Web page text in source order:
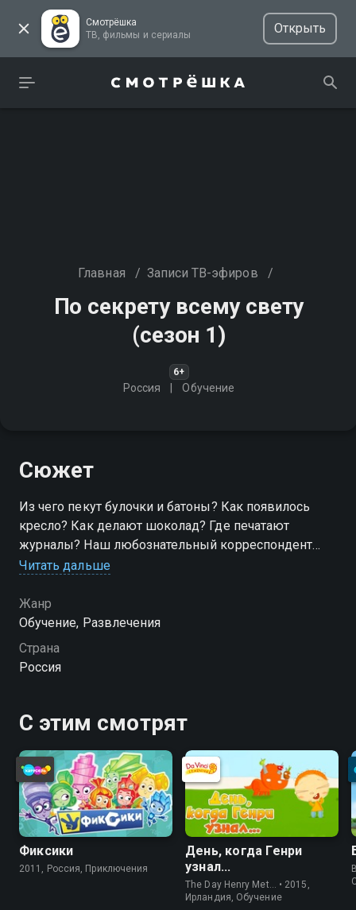
Смотрёшка
ТВ, фильмы и сериалы
Открыть
Главная / Записи ТВ-эфиров /
По секрету всему свету
(сезон 1)
6+
Россия Обучение
Сюжет
Из чего пекут булочки и батоны? Как появилось
кресло? Как делают шоколад? Где печатают
журналы? Наш любознательный корреспондент
непременно это расскажет в данной программе
Посмотреть онлайн 1 сезон сериала По секрету
всему свету вы можете совершенно бесплатно в
хорошем HD качестве на Смотрёшке
Читать дальше
Жанр
Обучение, Развлечения
Страна
Россия
С этим смотрят
Фиксики
2011, Россия, Приключения
День, когда Генри
узнал...
The Day Henry Met… • 2015,
Ирландия, Обучение